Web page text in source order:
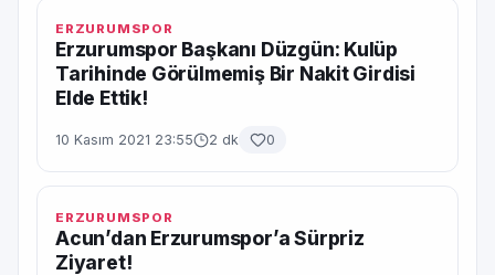
ERZURUMSPOR
Erzurumspor Başkanı Düzgün: Kulüp
Tarihinde Görülmemiş Bir Nakit Girdisi
Elde Ettik!
10 Kasım 2021 23:55 2 dk 0
ERZURUMSPOR
Acun’dan Erzurumspor’a Sürpriz
Ziyaret!